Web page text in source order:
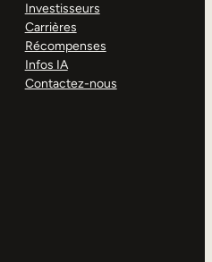
Investisseurs
Carrières
Récompenses
Infos IA
Contactez-nous